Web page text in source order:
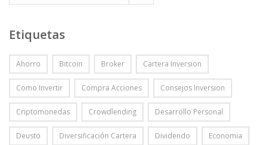
Etiquetas
Ahorro Bitcoin Broker Cartera Inversion
Como Invertir Compra Acciones Consejos Inversion
Criptomonedas Crowdlending Desarrollo Personal
Deusto Diversificación Cartera Dividendo Economia